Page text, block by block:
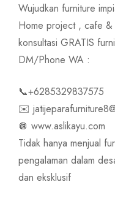
Wujudkan furniture
Home project , cafe &
konsultasi GRATIS
DM/Phone WA :
📞+6285329837575
✉️
🪩 www.aslikayu.com
Tidak hanya menjual
pengalaman dalam
dan eksklusif